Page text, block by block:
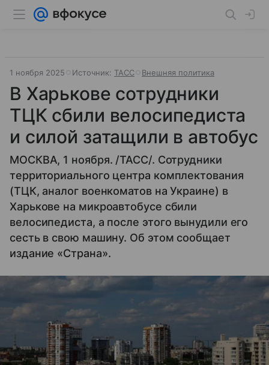
1 ноября 2025 Источник: ТАСС Внешняя политика
В Харькове сотрудники
ТЦК сбили велосипедиста
и силой затащили в автобус
МОСКВА, 1 ноября. /ТАСС/. Cотрудники
территориального центра комплектования
(ТЦК, аналог военкоматов на Украине) в
Харькове на микроавтобусе сбили
велосипедиста, а после этого вынудили его
сесть в свою машину. Об этом сообщает
издание «Страна».